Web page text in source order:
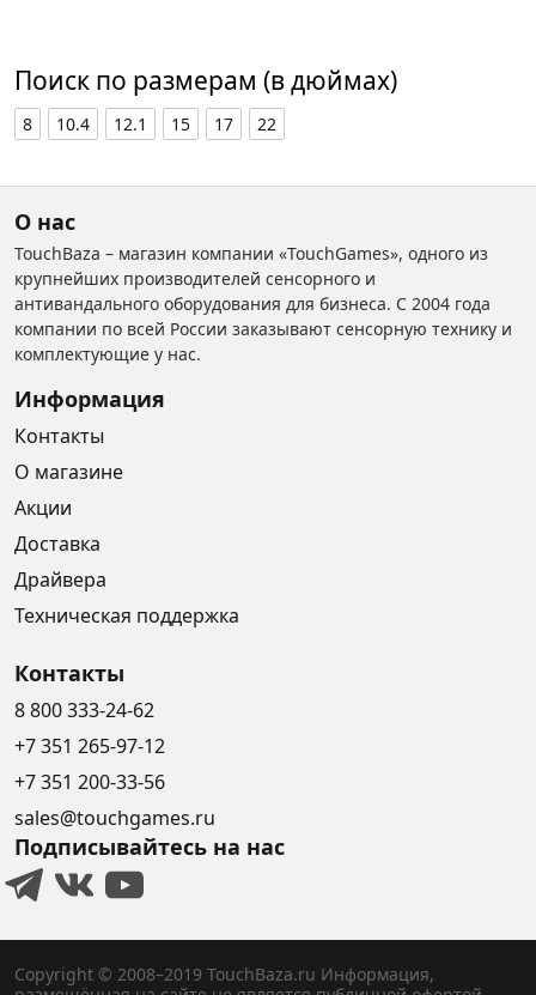
Поиск по размерам (в дюймах)
8 10.4 12.1 15 17 22
О нас
TouchBaza – магазин компании «TouchGames», одного из
крупнейших производителей сенсорного и
антивандального оборудования для бизнеса. С 2004 года
компании по всей России заказывают сенсорную технику и
комплектующие у нас.
Информация
Контакты
О магазине
Акции
Доставка
Драйвера
Техническая поддержка
Контакты
8 800 333-24-62
+7 351 265-97-12
+7 351 200-33-56
sales@touchgames.ru
Подписывайтесь на нас
Copyright © 2008–2019 TouchBaza.ru Информация,